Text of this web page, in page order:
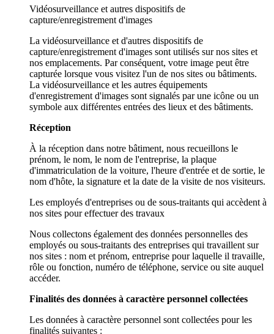
Vidéosurveillance et autres dispositifs de
capture/enregistrement d'images
La vidéosurveillance et d'autres dispositifs de
capture/enregistrement d'images sont utilisés sur nos sites et
nos emplacements. Par conséquent, votre image peut être
capturée lorsque vous visitez l'un de nos sites ou bâtiments.
La vidéosurveillance et les autres équipements
d'enregistrement d'images sont signalés par une icône ou un
symbole aux différentes entrées des lieux et des bâtiments.
Réception
À la réception dans notre bâtiment, nous recueillons le
prénom, le nom, le nom de l'entreprise, la plaque
d'immatriculation de la voiture, l'heure d'entrée et de sortie, le
nom d'hôte, la signature et la date de la visite de nos visiteurs.
Les employés d'entreprises ou de sous-traitants qui accèdent à
nos sites pour effectuer des travaux
Nous collectons également des données personnelles des
employés ou sous-traitants des entreprises qui travaillent sur
nos sites : nom et prénom, entreprise pour laquelle il travaille,
rôle ou fonction, numéro de téléphone, service ou site auquel
accéder.
Finalités des données à caractère personnel collectées
Les données à caractère personnel sont collectées pour les
finalités suivantes :